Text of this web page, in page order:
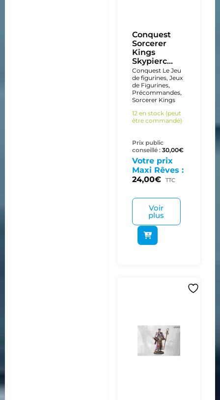
Conquest
Sorcerer
Kings
Skypierc...
Conquest Le Jeu
de figurines, Jeux
de Figurines,
Précommandes,
Sorcerer Kings
12 en stock (peut
être commandé)
Prix public
conseillé : 30,00€
Votre prix
Maxi Rêves :
24,00€ TTC
Voir
plus